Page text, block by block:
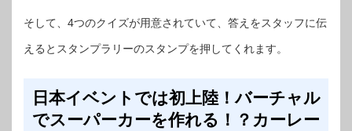
そして、4つのクイズが用意されていて、答えをスタッフに伝
えるとスタンプラリーのスタンプを押してくれます。
日本イベントでは初上陸！バーチャル
でスーパーカーを作れる！？カーレー